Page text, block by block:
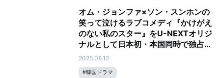
オム・ジョンファ×ソン・スンホンの
笑って泣けるラブコメディ『かけがえ
のない私のスター』をU-NEXTオリジ
ナルとして日本初・本国同時で独占見
放題配信決定！
2025.08.12
#韓国ドラマ